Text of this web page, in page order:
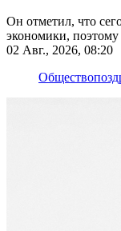
Он отметил, что
экономики, поэтому
поддержку
02 Авг., 2026, 08:20
Общество